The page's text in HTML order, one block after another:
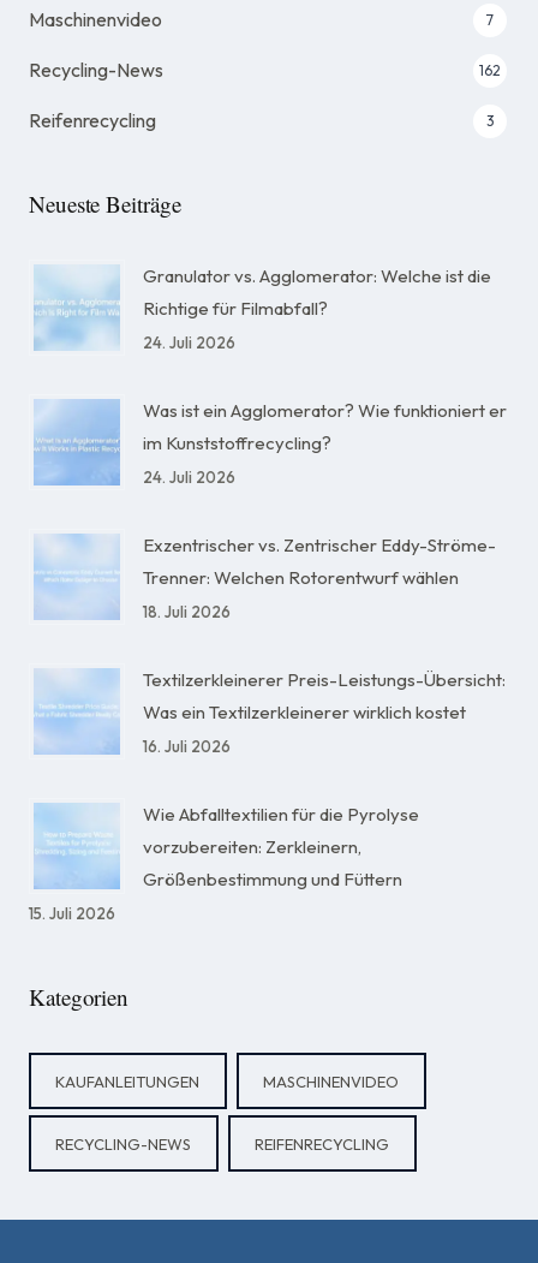
Maschinenvideo 7
Recycling-News 162
Reifenrecycling 3
Neueste Beiträge
Granulator vs. Agglomerator: Welche ist die
Richtige für Filmabfall?
24. Juli 2026
Was ist ein Agglomerator? Wie funktioniert er
im Kunststoffrecycling?
24. Juli 2026
Exzentrischer vs. Zentrischer Eddy-Ströme-
Trenner: Welchen Rotorentwurf wählen
18. Juli 2026
Textilzerkleinerer Preis-Leistungs-Übersicht:
Was ein Textilzerkleinerer wirklich kostet
16. Juli 2026
Wie Abfalltextilien für die Pyrolyse
vorzubereiten: Zerkleinern,
Größenbestimmung und Füttern
15. Juli 2026
Kategorien
KAUFANLEITUNGEN MASCHINENVIDEO
RECYCLING-NEWS REIFENRECYCLING